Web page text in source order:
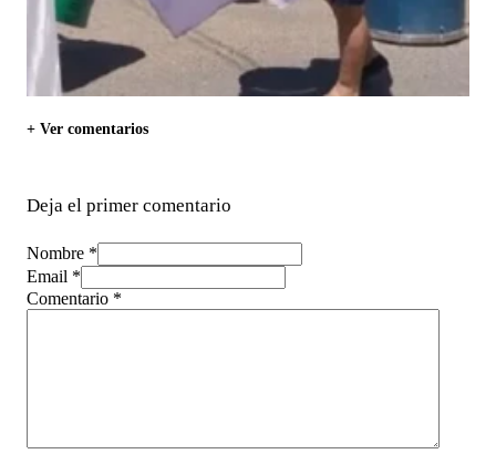
+ Ver comentarios
Deja el primer comentario
Nombre *
Email *
Comentario *